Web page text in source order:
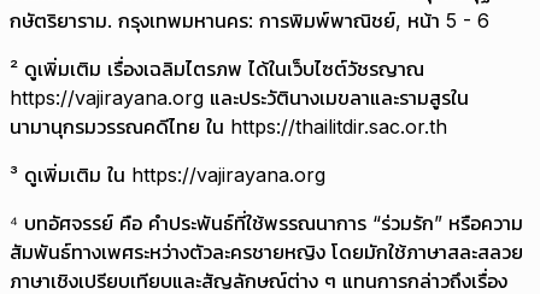
กษัตริยาราม. กรุงเทพมหานคร: การพิมพ์พาณิชย์, หน้า 5 - 6
² ดูเพิ่มเติม เรื่องเฉลิมไตรภพ ได้ในเว็บไซต์วัชรญาณ
https://vajirayana.org และประวัตินางเมขลาและรามสูรใน
นามานุกรมวรรณคดีไทย ใน https://thailitdir.sac.or.th
³ ดูเพิ่มเติม ใน https://vajirayana.org
⁴ บทอัศจรรย์ คือ คำประพันธ์ที่ใช้พรรณนาการ “ร่วมรัก” หรือความ
สัมพันธ์ทางเพศระหว่างตัวละครชายหญิง โดยมักใช้ภาษาสละสลวย
ภาษาเชิงเปรียบเทียบและสัญลักษณ์ต่าง ๆ แทนการกล่าวถึงเรื่อง